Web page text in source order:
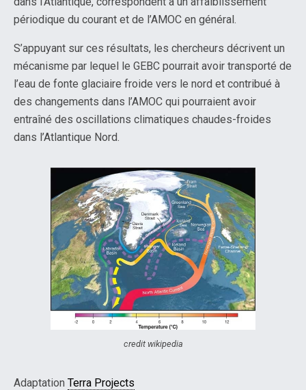
périodique du courant et de l’AMOC en général.
S’appuyant sur ces résultats, les chercheurs décrivent un
mécanisme par lequel le GEBC pourrait avoir transporté de
l’eau de fonte glaciaire froide vers le nord et contribué à
des changements dans l’AMOC qui pourraient avoir
entraîné des oscillations climatiques chaudes-froides
dans l’Atlantique Nord.
credit wikipedia
Adaptation Terra Projects